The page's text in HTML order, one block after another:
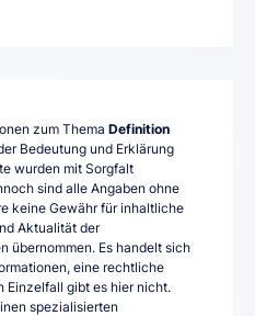
zum Thema Definition
Bedeutung und Erklärung
wurden mit Sorgfalt
sind alle Angaben ohne
keine Gewähr für inhaltliche
Aktualität der
übernommen. Es handelt sich
eine rechtliche
Einzelfall gibt es hier nicht.
spezialisierten